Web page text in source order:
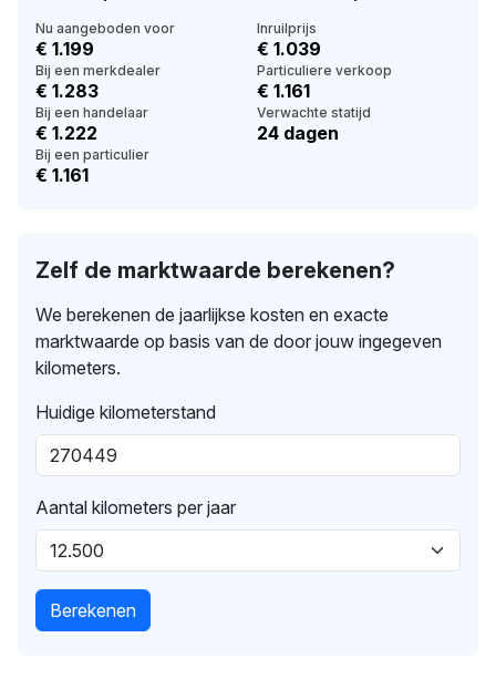
Nu aangeboden voor
€ 1.199
Bij een merkdealer
€ 1.283
Bij een handelaar
€ 1.222
Bij een particulier
€ 1.161
Inruilprijs
€ 1.039
Particuliere verkoop
€ 1.161
Verwachte statijd
24 dagen
Zelf de marktwaarde berekenen?
We berekenen de jaarlijkse kosten en exacte
marktwaarde op basis van de door jouw ingegeven
kilometers.
Huidige kilometerstand
Aantal kilometers per jaar
Berekenen